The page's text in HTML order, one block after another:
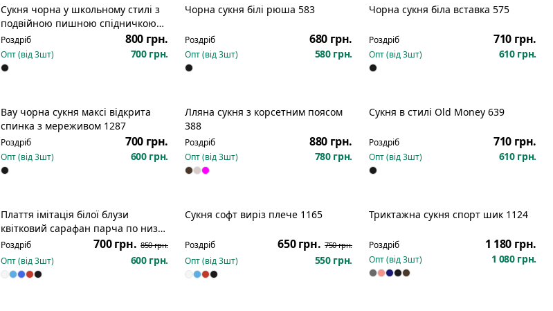
Новинка
Сукня чорна у школьному стилі з
подвійною пишною спідничкою
579
Роздріб 800 грн.
Опт (від3шт) 700 грн.
Новинка
Чорна сукня білі рюша 583
Роздріб 680 грн.
Опт (від3шт) 580 грн.
Новинка
Чорна сукня біла вставка 575
Роздріб 710 грн.
Опт (від3шт) 610 грн.
Вау чорна сукня максі відкрита
спинка з мереживом 1287
Роздріб 700 грн.
Опт (від3шт) 600 грн.
Лляна сукня з корсетним поясом
388
Роздріб 880 грн.
Опт (від3шт) 780 грн.
Сукня в стилі Old Money 639
Роздріб 710 грн.
Опт (від3шт) 610 грн.
Розпродаж
Плаття імітація білої блузи
квітковий сарафан парча по низу
1133
Роздріб 700 грн. 850 грн.
Опт (від3шт) 600 грн.
Сукня софт виріз плече 1165
Роздріб 650 грн. 750 грн.
Опт (від3шт) 550 грн.
Триктажна сукня спорт шик 1124
Роздріб 1 180 грн.
Опт (від3шт) 1 080 грн.